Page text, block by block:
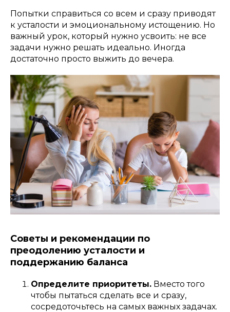
Попытки справиться со всем и сразу приводят
к усталости и эмоциональному истощению. Но
важный урок, который нужно усвоить: не все
задачи нужно решать идеально. Иногда
достаточно просто выжить до вечера.
Советы и рекомендации по
преодолению усталости и
поддержанию баланса
Определите приоритеты. Вместо того
чтобы пытаться сделать все и сразу,
сосредоточьтесь на самых важных задачах.